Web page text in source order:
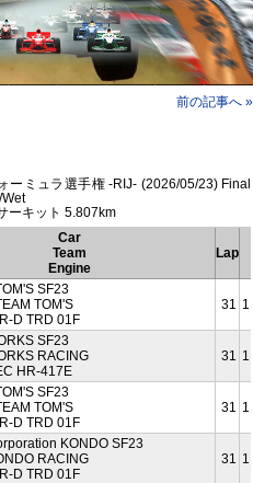
前の記事へ »
ーミュラ選手権 -RIJ- (2026/05/23) Final
ーキット 5.807km
Car
Team
Engine
Lap
SF23
TOM'S
D TRD 01F
31
SF23
RACING
HR-417E
31
SF23
TOM'S
D TRD 01F
31
KONDO SF23
RACING
D TRD 01F
31